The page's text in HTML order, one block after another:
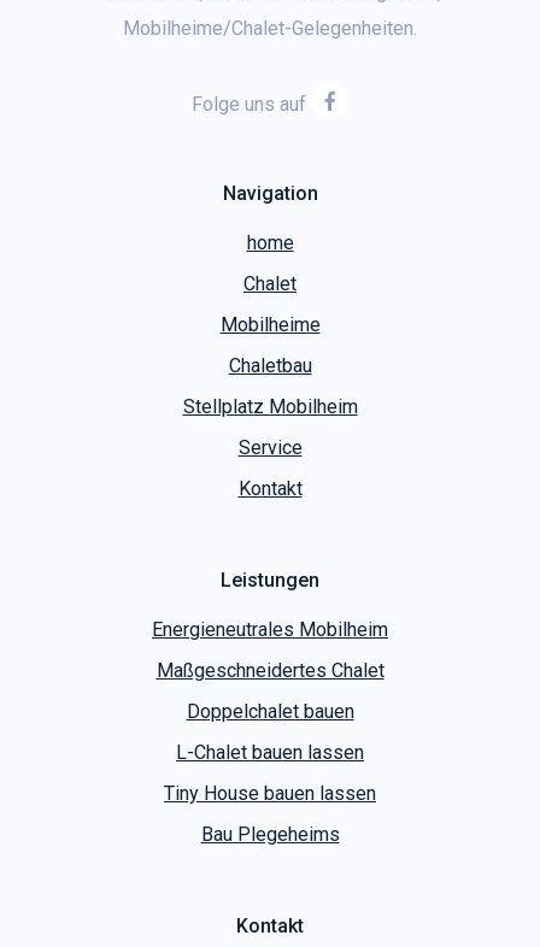
Wir bieten eine breite Palette von Optionen an: Aluminium-
Mobilheime/Chalet-Gelegenheiten.
Folge uns auf
Navigation
home
Chalet
Mobilheime
Chaletbau
Stellplatz Mobilheim
Kontakt
Leistungen
Energieneutrales Mobilheim
Maßgeschneidertes Chalet
Doppelchalet bauen
L-Chalet bauen lassen
Bau Plegeheims